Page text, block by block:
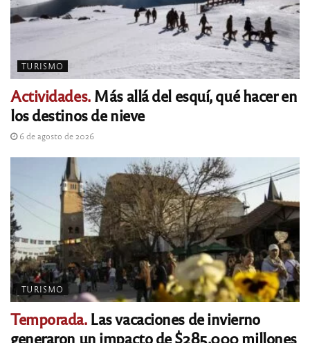
TURISMO
Actividades.Más allá del esquí, qué hacer en
los destinos de nieve
6 de agosto de 2026
TURISMO
Temporada.Las vacaciones de invierno
generaron un impacto de $285.000 millones